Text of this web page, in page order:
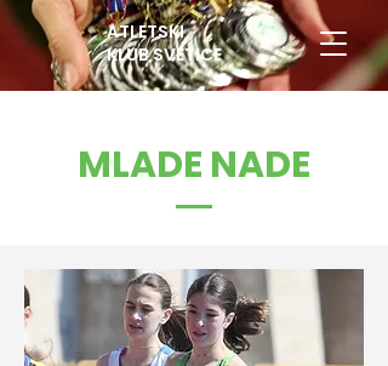
ATLETSKI
KLUB SVETICE
MLADE NADE